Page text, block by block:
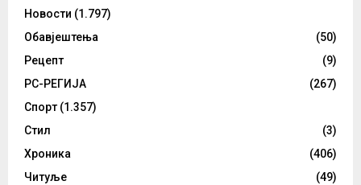
Новости (1.797)
Обавјештења
(50)
Рецепт
(9)
РС-РЕГИЈА
(267)
Спорт (1.357)
Стил
(3)
Хроника
(406)
Читуље
(49)